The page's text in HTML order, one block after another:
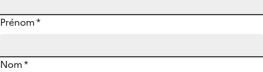
Prénom*
Nom*